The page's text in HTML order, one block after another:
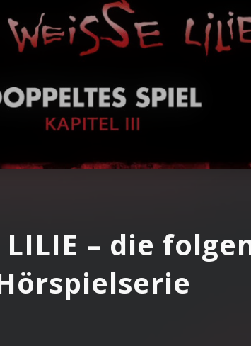
(Hörprobe)
LILIE – die